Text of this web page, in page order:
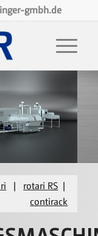
gmbh.de
| rotari RS |
contirack